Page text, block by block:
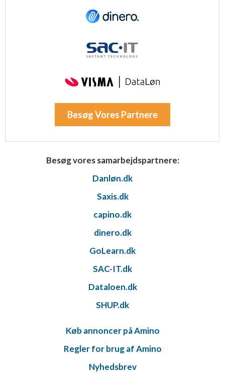
Besøg Vores Partnere
Besøg vores samarbejdspartnere:
Danløn.dk
Saxis.dk
capino.dk
dinero.dk
GoLearn.dk
SAC-IT.dk
Dataloen.dk
SHUP.dk
Køb annoncer på Amino
Regler for brug af Amino
Nyhedsbrev